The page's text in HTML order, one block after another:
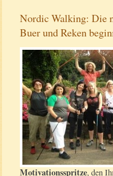
Nordic Walking: Die
Buer und Reken
Motivationsspritze, den